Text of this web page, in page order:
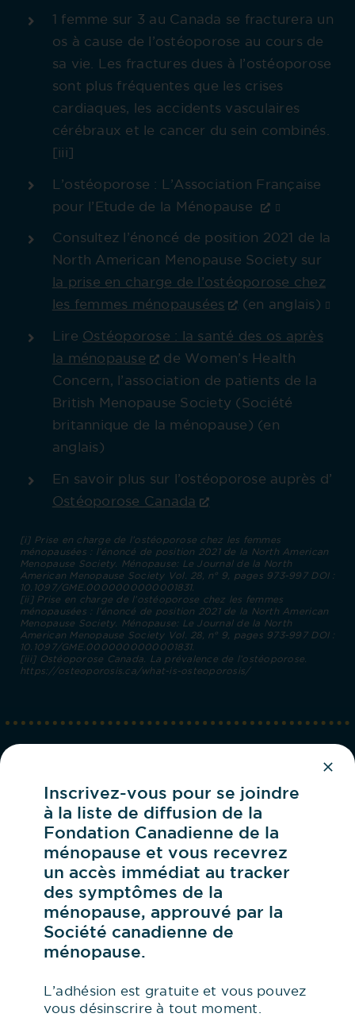
1 femme sur 3 au Canada se fracturera un
os à cause de l’ostéoporose au cours de
sa vie. Les fractures dues à l’ostéoporose
sont plus fréquentes que les crises
cardiaques, les accidents vasculaires
cérébraux et le cancer du sein combinés.
[iii]
L’ostéoporose : L’Association Française
pour l’Etude de la Ménopause
Consultez l’énoncé de position 2021 de la
North American Menopause Society sur
la prise en charge de l’ostéoporose chez
les femmes ménopausées
(en anglais)
Lire Ostéoporose : la santé des os après
la ménopause
de Women’s Health
Concern, l’association de patients de la
British Menopause Society (Société
britannique de la ménopause) (en
anglais)
En savoir plus sur l’ostéoporose auprès d’
Ostéoporose Canada
[i] Prise en charge de l’ostéoporose chez les femmes
ménopausées : l’énoncé de position 2021 de la North American
Menopause Society. Ménopause: Le Journal de la North
American Menopause Society Vol. 28, n° 9, pages 973-997 DOI :
10.1097/GME.0000000000001831.
[ii] Prise en charge de l’ostéoporose chez les femmes
ménopausées : l’énoncé de position 2021 de la North American
Menopause Society. Ménopause: Le Journal de la North
American Menopause Society Vol. 28, n° 9, pages 973-997 DOI :
10.1097/GME.0000000000001831.
[iii] Ostéoporose Canada. La prévalence de l’ostéoporose.
https://osteoporosis.ca/what-is-osteoporosis/
cardiaque chez la femme augmente
régulièrement en raison d’un manque
d’œstrogène. Alors qu’1 femme sur 8 est
touchée par le cancer du sein, 1 femme sur 3
développera une maladie cardiaque.
Visitez la page de la North American
Menopause Society survotre cœur en
bonne santé
Renseignez-vous surla santé cardiaque et
vasculaire
auprès de la Société des
Inscrivez-vous pour se joindre
à la liste de diffusion de la
Fondation Canadienne de la
ménopause et vous recevrez
un accès immédiat au tracker
des symptômes de la
ménopause, approuvé par la
Société canadienne de
ménopause.
L’adhésion est gratuite et vous pouvez
vous désinscrire à tout moment.